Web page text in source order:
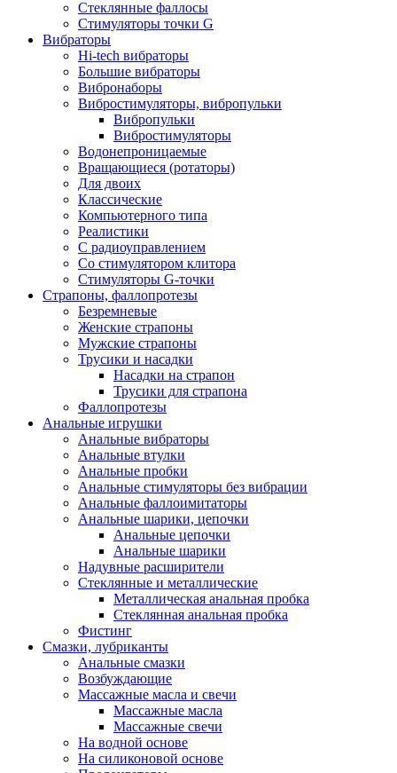
Стеклянные фаллосы
Стимуляторы точки G
Вибраторы
Hi-tech вибраторы
Большие вибраторы
Вибронаборы
Вибростимуляторы, вибропульки
Вибропульки
Вибростимуляторы
Водонепроницаемые
Вращающиеся (ротаторы)
Для двоих
Классические
Компьютерного типа
Реалистики
С радиоуправлением
Со стимулятором клитора
Стимуляторы G-точки
Страпоны, фаллопротезы
Безремневые
Женские страпоны
Мужские страпоны
Трусики и насадки
Насадки на страпон
Трусики для страпона
Фаллопротезы
Анальные игрушки
Анальные вибраторы
Анальные втулки
Анальные пробки
Анальные стимуляторы без вибрации
Анальные фаллоимитаторы
Анальные шарики, цепочки
Анальные цепочки
Анальные шарики
Надувные расширители
Стеклянные и металлические
Металлическая анальная пробка
Стеклянная анальная пробка
Фистинг
Смазки, лубриканты
Анальные смазки
Возбуждающие
Массажные масла и свечи
Массажные масла
Массажные свечи
На водной основе
На силиконовой основе